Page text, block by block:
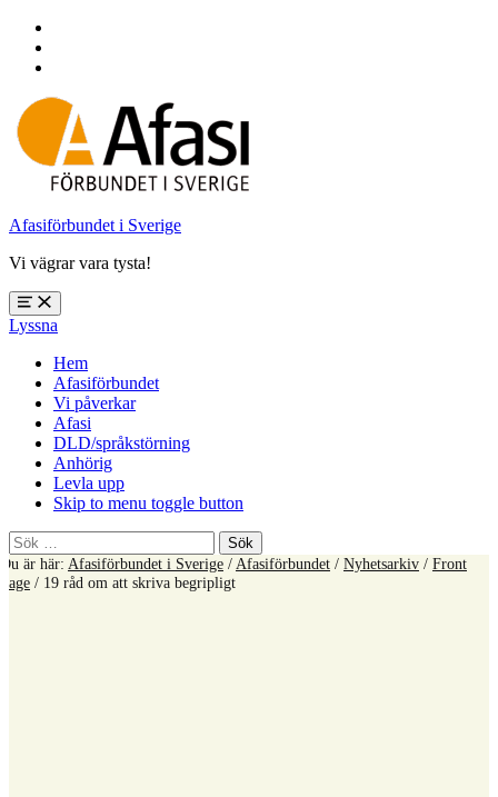
sidfoten
Afasiförbundet i Sverige
Vi vägrar vara tysta!
Öppna
meny:
%s
Lyssna
Hem
Afasiförbundet
Vi påverkar
Afasi
DLD/språkstörning
Anhörig
Levla upp
Skip to menu toggle button
Sök
efter:
Du är här: Afasiförbundet i Sverige /Afasiförbundet / Nyhetsarkiv / Front
Page / 19 råd om att skriva begripligt